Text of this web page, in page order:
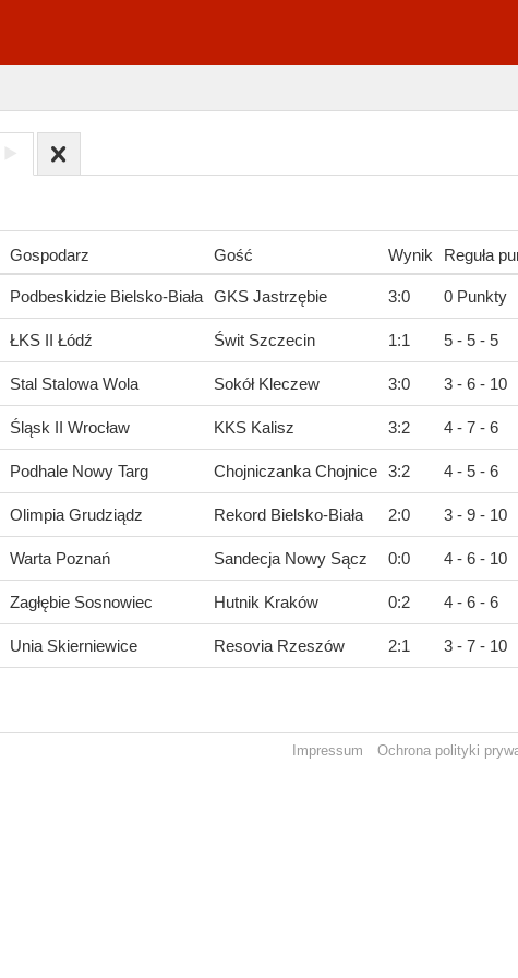
Gospodarz Gość Wynik Reguła
Podbeskidzie Bielsko-Biała GKS Jastrzębie 3:0 0 Punkty
ŁKS II Łódź Świt Szczecin 1:1 5 - 5 - 5
Stal Stalowa Wola Sokół Kleczew 3:0 3 - 6 - 10
Śląsk II Wrocław KKS Kalisz 3:2 4 - 7 - 6
Podhale Nowy Targ Chojniczanka Chojnice 3:2 4 - 5 - 6
Olimpia Grudziądz Rekord Bielsko-Biała 2:0 3 - 9 - 10
Warta Poznań Sandecja Nowy Sącz 0:0 4 - 6 - 10
Zagłębie Sosnowiec Hutnik Kraków 0:2 4 - 6 - 6
Unia Skierniewice Resovia Rzeszów 2:1 3 - 7 - 10
Impressum Ochrona polityki